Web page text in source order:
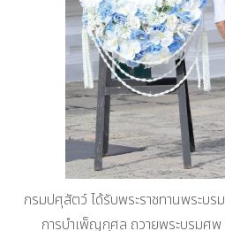
กรมปศุสัตว์ ได้รับพระราชทานพระบร
การบำเพ็ญกุศล ถวายพระบรมศพ